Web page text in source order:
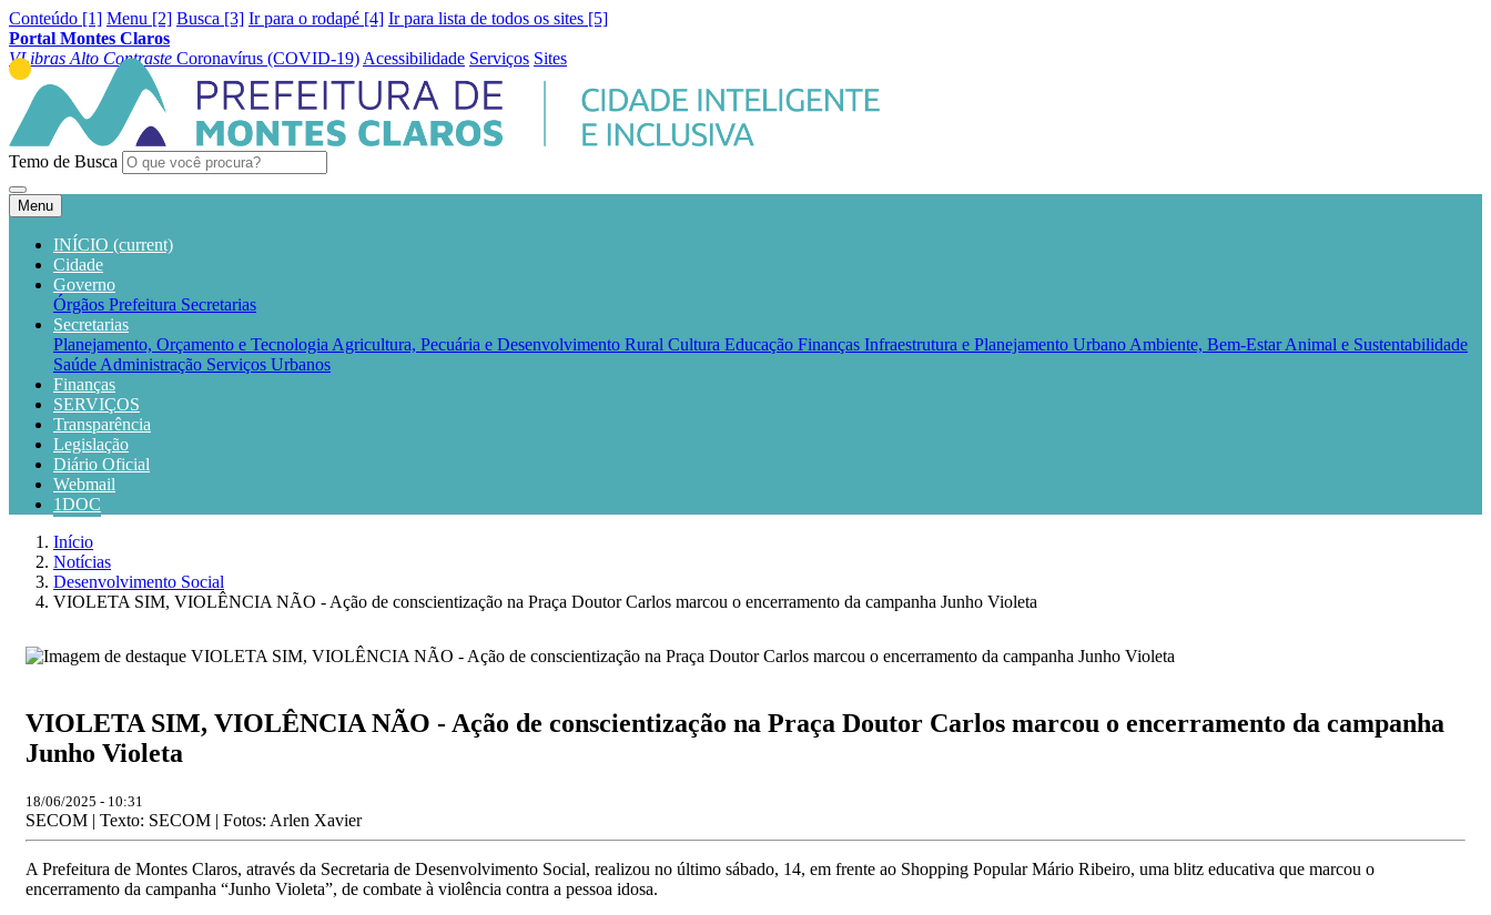
Conteúdo [1] Menu [2] Busca [3] Ir para o rodapé [4] Ir para lista de todos os sites [5]
Portal Montes Claros
VLibras Alto Contraste Coronavírus (COVID-19) Acessibilidade Serviços Sites
Temo de Busca
Menu
INÍCIO (current)
Cidade
Governo
Órgãos Prefeitura Secretarias
Secretarias
Planejamento, Orçamento e Tecnologia Agricultura, Pecuária e Desenvolvimento Rural Cultura Educação Finanças Infraestrutura e Planejamento Urbano Ambiente, Bem-Estar Animal e Sustentabilidade
Saúde Administração Serviços Urbanos
Finanças
SERVIÇOS
Transparência
Legislação
Diário Oficial
Webmail
1DOC
Início
Notícias
Desenvolvimento Social
VIOLETA SIM, VIOLÊNCIA NÃO - Ação de conscientização na Praça Doutor Carlos marcou o encerramento da campanha Junho Violeta
VIOLETA SIM, VIOLÊNCIA NÃO - Ação de conscientização na Praça Doutor Carlos marcou o encerramento da campanha
Junho Violeta
18/06/2025 - 10:31
SECOM | Texto: SECOM | Fotos: Arlen Xavier
A Prefeitura de Montes Claros, através da Secretaria de Desenvolvimento Social, realizou no último sábado, 14, em frente ao Shopping Popular Mário Ribeiro, uma blitz educativa que marcou o
encerramento da campanha “Junho Violeta”, de combate à violência contra a pessoa idosa.